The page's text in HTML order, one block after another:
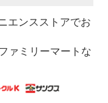
エンスストアでお
ァミリーマートな